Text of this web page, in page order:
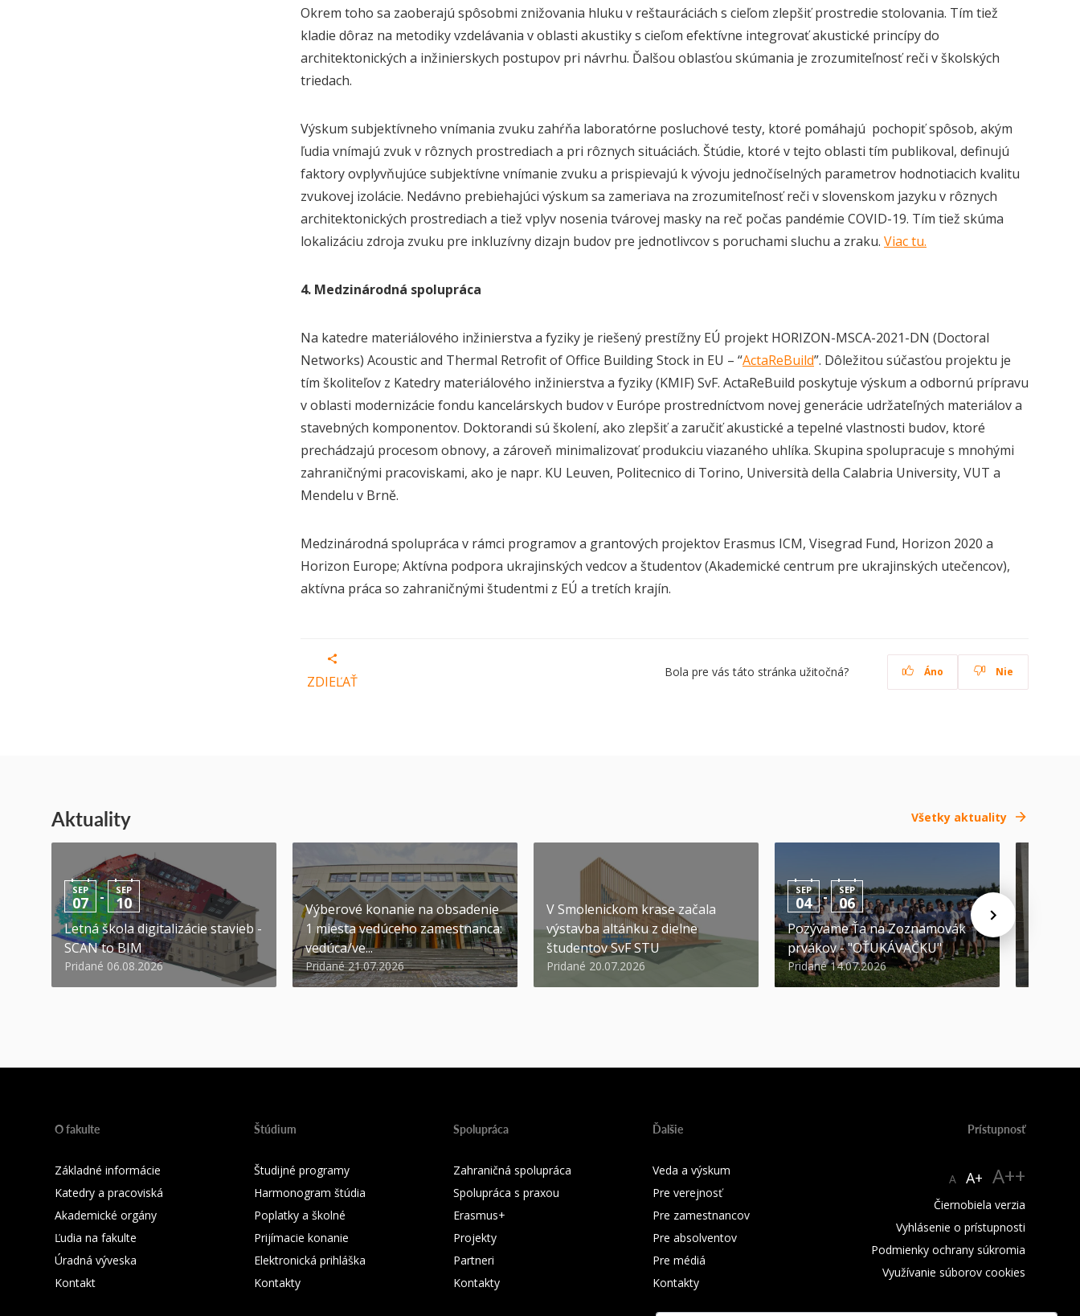
Okrem toho sa zaoberajú spôsobmi znižovania hluku v reštauráciách s cieľom zlepšiť prostredie stolovania. Tím tiež
kladie dôraz na metodiky vzdelávania v oblasti akustiky s cieľom efektívne integrovať akustické princípy do
architektonických a inžinierskych postupov pri návrhu. Ďalšou oblasťou skúmania je zrozumiteľnosť reči v školských
triedach.
Výskum subjektívneho vnímania zvuku zahŕňa laboratórne posluchové testy, ktoré pomáhajú pochopiť spôsob, akým
ľudia vnímajú zvuk v rôznych prostrediach a pri rôznych situáciách. Štúdie, ktoré v tejto oblasti tím publikoval, definujú
faktory ovplyvňujúce subjektívne vnímanie zvuku a prispievajú k vývoju jednočíselných parametrov hodnotiacich kvalitu
zvukovej izolácie. Nedávno prebiehajúci výskum sa zameriava na zrozumiteľnosť reči v slovenskom jazyku v rôznych
architektonických prostrediach a tiež vplyv nosenia tvárovej masky na reč počas pandémie COVID-19. Tím tiež skúma
lokalizáciu zdroja zvuku pre inkluzívny dizajn budov pre jednotlivcov s poruchami sluchu a zraku. Viac tu.
4. Medzinárodná spolupráca
Na katedre materiálového inžinierstva a fyziky je riešený prestížny EÚ projekt HORIZON-MSCA-2021-DN (Doctoral
Networks) Acoustic and Thermal Retrofit of Office Building Stock in EU – “ActaReBuild”. Dôležitou súčasťou projektu je
tím školiteľov z Katedry materiálového inžinierstva a fyziky (KMIF) SvF. ActaReBuild poskytuje výskum a odbornú prípravu
v oblasti modernizácie fondu kancelárskych budov v Európe prostredníctvom novej generácie udržateľných materiálov a
stavebných komponentov. Doktorandi sú školení, ako zlepšiť a zaručiť akustické a tepelné vlastnosti budov, ktoré
prechádzajú procesom obnovy, a zároveň minimalizovať produkciu viazaného uhlíka. Skupina spolupracuje s mnohými
zahraničnými pracoviskami, ako je napr. KU Leuven, Politecnico di Torino, Università della Calabria University, VUT a
Mendelu v Brně.
Medzinárodná spolupráca v rámci programov a grantových projektov Erasmus ICM, Visegrad Fund, Horizon 2020 a
Horizon Europe; Aktívna podpora ukrajinských vedcov a študentov (Akademické centrum pre ukrajinských utečencov),
aktívna práca so zahraničnými študentmi z EÚ a tretích krajín.
ZDIEĽAŤ
Bola pre vás táto stránka užitočná? Áno Nie
Aktuality Všetky aktuality
SEP
07 - SEP
10
Letná škola digitalizácie stavieb -
SCAN to BIM
Pridané 06.08.2026
Výberové konanie na obsadenie
1 miesta vedúceho zamestnanca:
vedúca/ve...
Pridané 21.07.2026
V Smolenickom krase začala
výstavba altánku z dielne
študentov SvF STU
Pridané 20.07.2026
SEP
04 - SEP
06
Pozývame Ťa na Zoznamovák
prvákov - "OŤUKÁVAČKU"
Pridané 14.07.2026
O fakulte
Základné informácie
Katedry a pracoviská
Akademické orgány
Ľudia na fakulte
Úradná výveska
Kontakt
Štúdium
Študijné programy
Harmonogram štúdia
Poplatky a školné
Prijímacie konanie
Elektronická prihláška
Kontakty
Spolupráca
Zahraničná spolupráca
Spolupráca s praxou
Erasmus+
Projekty
Partneri
Kontakty
Ďalšie
Veda a výskum
Pre verejnosť
Pre zamestnancov
Pre absolventov
Pre médiá
Kontakty
Prístupnosť
A A+ A++
Čiernobiela verzia
Vyhlásenie o prístupnosti
Podmienky ochrany súkromia
Využívanie súborov cookies